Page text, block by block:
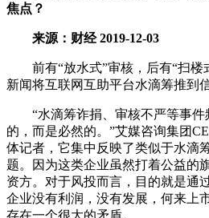
焦点？
来源：财经 2019-12-03
前有“放水式”审核，后有“扫楼
新闻将互联网互助平台水滴筹推到
“水滴筹诈捐、审核不严等事件
的，而是必然的。”艾媒咨询集团
体记者，它集中反映了类似于水滴
题。因为这类企业虽然打着公益的
资方。对于风投而言，目的就是通
企业没有利润，没有发展，何来上